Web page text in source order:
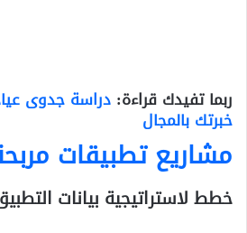
ربما تفيدك قراءة: دراسة جدوى
خبرتك بالمجال
مشاريع تطبيقات
خطط لاستراتيجية بيانات